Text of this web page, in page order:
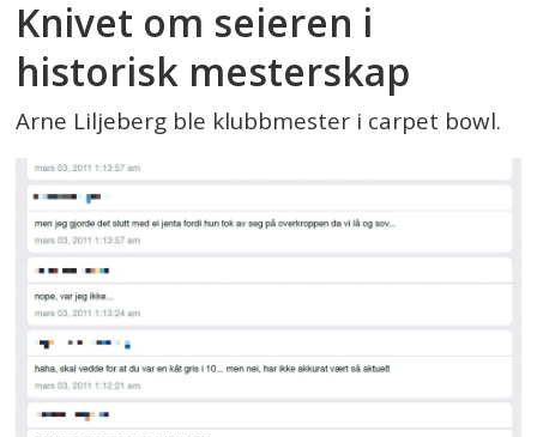
Knivet om seieren i
historisk mesterskap
Arne Liljeberg ble klubbmester i carpet bowl.